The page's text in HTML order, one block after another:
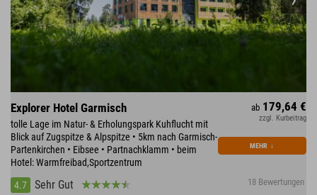
Explorer Hotel Garmisch
tolle Lage im Natur- & Erholungspark Kuhflucht mit
Blick auf Zugspitze & Alpspitze • 5km nach Garmisch-
Partenkirchen • Eibsee • Partnachklamm • beim
Hotel: Warmfreibad,Sportzentrum
4.7
Sehr Gut 18 Bewertungen
ab 179,64 €
zzgl. Kurbeitrag
MEHR ↓